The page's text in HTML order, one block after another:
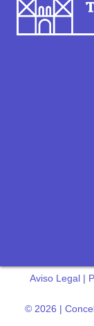
Aviso Legal |
© 2026 |